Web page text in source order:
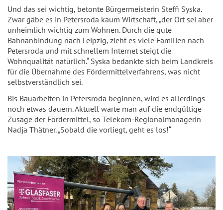
Und das sei wichtig, betonte Bürgermeisterin Steffi Syska.
Zwar gäbe es in Petersroda kaum Wirtschaft, „der Ort sei aber
unheimlich wichtig zum Wohnen. Durch die gute
Bahnanbindung nach Leipzig, zieht es viele Familien nach
Petersroda und mit schnellem Internet steigt die
Wohnqualität natürlich.“ Syska bedankte sich beim Landkreis
für die Übernahme des Fördermittelverfahrens, was nicht
selbstverständlich sei.
Bis Bauarbeiten in Petersroda beginnen, wird es allerdings
noch etwas dauern. Aktuell warte man auf die endgültige
Zusage der Fördermittel, so Telekom-Regionalmanagerin
Nadja Thätner. „Sobald die vorliegt, geht es los!“